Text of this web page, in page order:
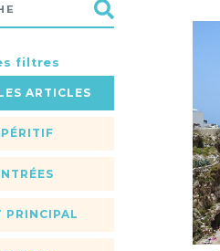
filtres
ARTICLES
PRINCIPAL